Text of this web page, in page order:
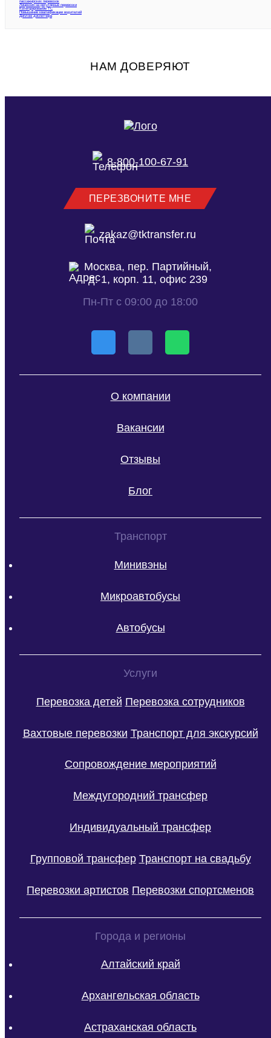
пассажирских перевозок
Лицензия на регулярные перевозки
Категорирование ТС
Повышение квалификации водителей
Диплом диспетчера
НАМ ДОВЕРЯЮТ
8-800-100-67-91
ПЕРЕЗВОНИТЕ МНЕ
zakaz@tktransfer.ru
Москва, пер. Партийный,
д. 1, корп. 11, офис 239
Пн-Пт с 09:00 до 18:00
О компании
Вакансии
Отзывы
Блог
Транспорт
Минивэны
Микроавтобусы
Автобусы
Услуги
Перевозка детей Перевозка сотрудников
Вахтовые перевозки Транспорт для экскурсий
Сопровождение мероприятий
Междугородний трансфер
Индивидуальный трансфер
Групповой трансфер Транспорт на свадьбу
Перевозки артистов Перевозки спортсменов
Города и регионы
Алтайский край
Архангельская область
Астраханская область